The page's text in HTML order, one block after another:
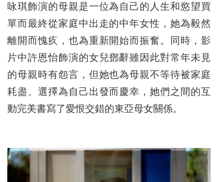
咏琪飾演的母親是一位為自己的人生和慾望買
單而最終從家庭中出走的中年女性，她為毅然
離開而愧疚，也為重新開始而振奮。同時，影
片中許恩怡飾演的女兒鄧辭雖因此對常年未見
的母親時有怨言，但她也為母親不等待被家庭
耗盡、選擇為自己出發而慶幸，她們之間的互
動完美書寫了愛恨交錯的東亞母女關係。